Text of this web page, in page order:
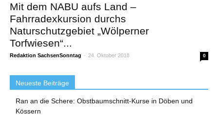
Mit dem NABU aufs Land –
Fahrradexkursion durchs
Naturschutzgebiet „Wölperner
Torfwiesen“...
Redaktion SachsenSonntag - 24. Oktober 2018 0
Neueste Beiträge
Ran an die Schere: Obstbaumschnitt-Kurse in Döben und
Kössern